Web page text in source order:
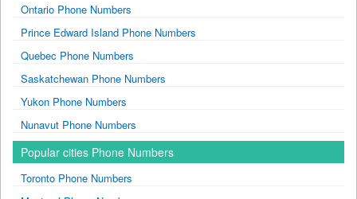
Ontario Phone Numbers
Prince Edward Island Phone Numbers
Quebec Phone Numbers
Saskatchewan Phone Numbers
Yukon Phone Numbers
Nunavut Phone Numbers
Popular cities Phone Numbers
Toronto Phone Numbers